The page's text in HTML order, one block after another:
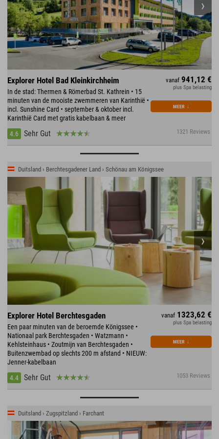
Explorer Hotel Bad Kleinkirchheim
In de stad: Thermen & Römerbad St. Kathrein • 15
minuten van de mooiste zwemmeren van Karinthië •
incl. Sunshine Card • september & oktober incl.
Karinthië Card met gratis kabelbaan & meer
4.6
Sehr Gut 1321 Reviews
vanaf 941,12 €
plus Spa belasting
MEER ↓
Duitsland › Berchtesgadener Land › Schönau am Königssee
Explorer Hotel Berchtesgaden
Een paar minuten van de beroemde Königssee •
Nationaal park Berchtesgaden • Watzmann •
Kehlsteinhaus • Zoutmijn van Berchtesgaden •
Buitenzwembad op slechts 200 m afstand • NIEUW:
Jenner-kabelbaan
4.4
Sehr Gut 1053 Reviews
vanaf 1323,62 €
plus Spa belasting
MEER ↓
Duitsland › Zugspitzland › Farchant